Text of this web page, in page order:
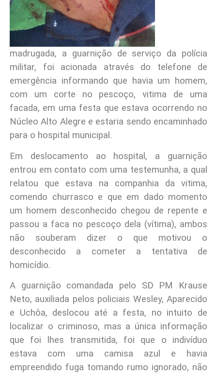
madrugada, a guarnição de serviço da polícia
militar, foi acionada através do telefone de
emergência informando que havia um homem,
com um corte no pescoço, vitima de uma
facada, em uma festa que estava ocorrendo no
Núcleo Alto Alegre e estaria sendo encaminhado
para o hospital municipal.
Em deslocamento ao hospital, a guarnição
entrou em contato com uma testemunha, a qual
relatou que estava na companhia da vitima,
comendo churrasco e que em dado momento
um homem desconhecido chegou de repente e
passou a faca no pescoço dela (vítima), ambos
não souberam dizer o que motivou o
desconhecido a cometer a tentativa de
homicídio.
A guarnição comandada pelo SD PM Krause
Neto, auxiliada pelos policiais Wesley, Aparecido
e Uchôa, deslocou até a festa, no intuito de
localizar o criminoso, mas a única informação
que foi lhes transmitida, foi que o indivíduo
estava com uma camisa azul e havia
empreendido fuga tomando rumo ignorado, não